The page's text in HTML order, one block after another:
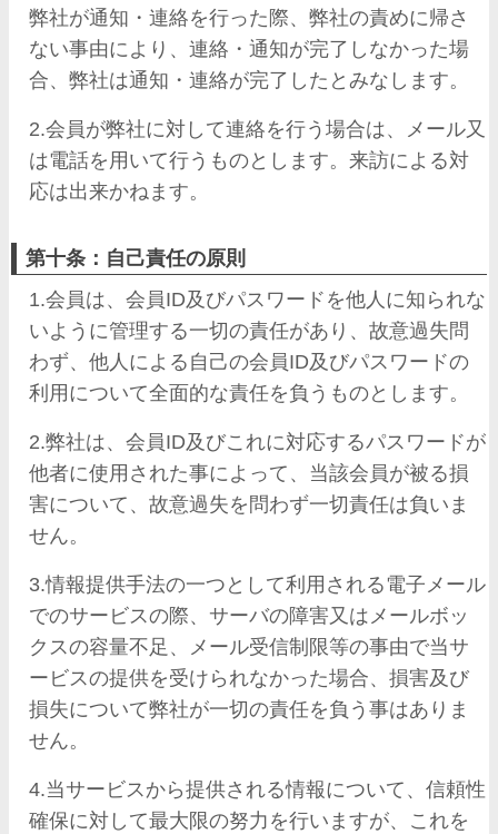
弊社が通知・連絡を行った際、弊社の責めに帰さ
ない事由により、連絡・通知が完了しなかった場
合、弊社は通知・連絡が完了したとみなします。
2.会員が弊社に対して連絡を行う場合は、メール又
は電話を用いて行うものとします。来訪による対
応は出来かねます。
第十条：自己責任の原則
1.会員は、会員ID及びパスワードを他人に知られな
いように管理する一切の責任があり、故意過失問
わず、他人による自己の会員ID及びパスワードの
利用について全面的な責任を負うものとします。
2.弊社は、会員ID及びこれに対応するパスワードが
他者に使用された事によって、当該会員が被る損
害について、故意過失を問わず一切責任は負いま
せん。
3.情報提供手法の一つとして利用される電子メール
でのサービスの際、サーバの障害又はメールボッ
クスの容量不足、メール受信制限等の事由で当サ
ービスの提供を受けられなかった場合、損害及び
損失について弊社が一切の責任を負う事はありま
せん。
4.当サービスから提供される情報について、信頼性
確保に対して最大限の努力を行いますが、これを